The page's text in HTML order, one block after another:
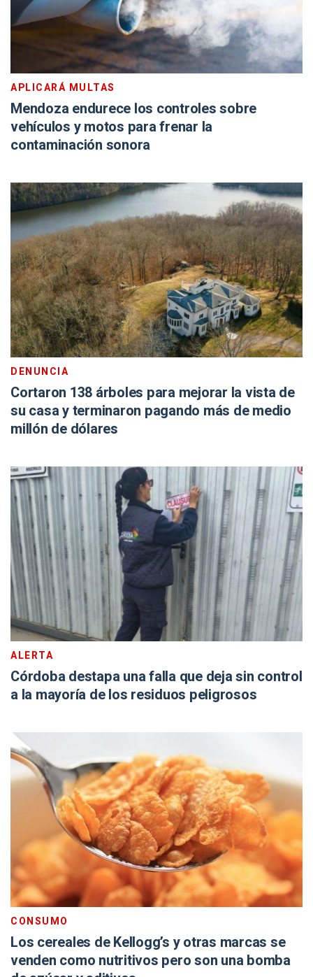
APLICARÁ MULTAS
Mendoza endurece los controles sobre
vehículos y motos para frenar la
contaminación sonora
DENUNCIA
Cortaron 138 árboles para mejorar la vista de
su casa y terminaron pagando más de medio
millón de dólares
ALERTA
Córdoba destapa una falla que deja sin control
a la mayoría de los residuos peligrosos
CONSUMO
Los cereales de Kellogg’s y otras marcas se
venden como nutritivos pero son una bomba